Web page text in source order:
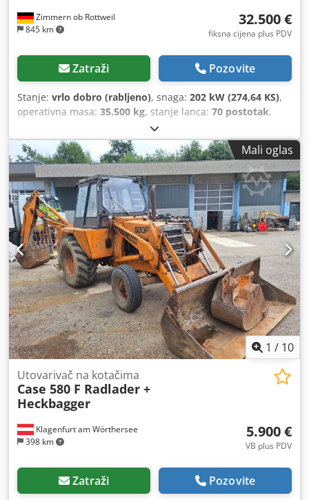
Zimmern ob Rottweil
845 km
32.500 €
fiksna cijena plus PDV
Zatraži Pozovite
Stanje: vrlo dobro (rabljeno), snaga: 202 kW (274,64 KS),
operativna masa: 35.500 kg, stanje lanca: 70 postotak,
, radni sati:
klima-uređaj,
Mali oglas
1 / 10
Klagenfurt am Wörthersee
398 km
Utovarivač na kotačima
Case 580 F Radlader +
Heckbagger
5.900 €
VB plus PDV
Zatraži Pozovite